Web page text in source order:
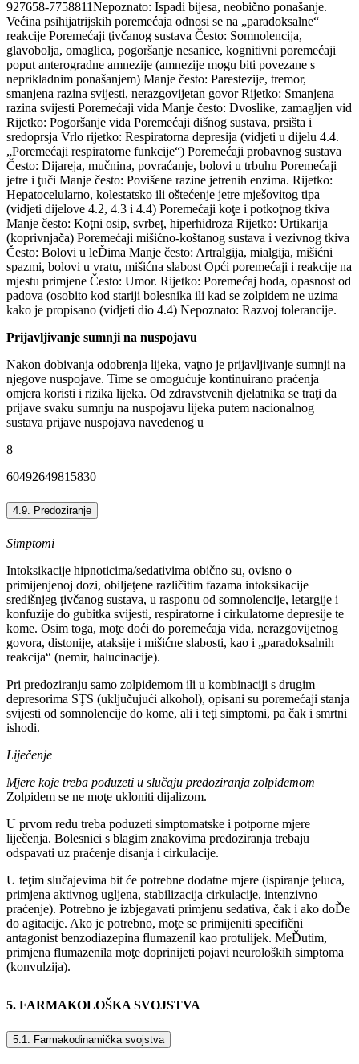
927658-7758811Nepoznato: Ispadi bijesa, neobično ponašanje.
Većina psihijatrijskih poremećaja odnosi se na „paradoksalne“
reakcije Poremećaji ţivčanog sustava Često: Somnolencija,
glavobolja, omaglica, pogoršanje nesanice, kognitivni poremećaji
poput anterogradne amnezije (amnezije mogu biti povezane s
neprikladnim ponašanjem) Manje često: Parestezije, tremor,
smanjena razina svijesti, nerazgovijetan govor Rijetko: Smanjena
razina svijesti Poremećaji vida Manje često: Dvoslike, zamagljen vid
Rijetko: Pogoršanje vida Poremećaji dišnog sustava, prsišta i
sredoprsja Vrlo rijetko: Respiratorna depresija (vidjeti u dijelu 4.4.
„Poremećaji respiratorne funkcije“) Poremećaji probavnog sustava
Često: Dijareja, mučnina, povraćanje, bolovi u trbuhu Poremećaji
jetre i ţuči Manje često: Povišene razine jetrenih enzima. Rijetko:
Hepatocelularno, kolestatsko ili oštećenje jetre mješovitog tipa
(vidjeti dijelove 4.2, 4.3 i 4.4) Poremećaji koţe i potkoţnog tkiva
Manje često: Koţni osip, svrbeţ, hiperhidroza Rijetko: Urtikarija
(koprivnjača) Poremećaji mišićno-koštanog sustava i vezivnog tkiva
Često: Bolovi u leĎima Manje često: Artralgija, mialgija, mišićni
spazmi, bolovi u vratu, mišićna slabost Opći poremećaji i reakcije na
mjestu primjene Često: Umor. Rijetko: Poremećaj hoda, opasnost od
padova (osobito kod stariji bolesnika ili kad se zolpidem ne uzima
kako je propisano (vidjeti dio 4.4) Nepoznato: Razvoj tolerancije.
Prijavljivanje sumnji na nuspojavu
Nakon dobivanja odobrenja lijeka, vaţno je prijavljivanje sumnji na
njegove nuspojave. Time se omogućuje kontinuirano praćenja
omjera koristi i rizika lijeka. Od zdravstvenih djelatnika se traţi da
prijave svaku sumnju na nuspojavu lijeka putem nacionalnog
sustava prijave nuspojava navedenog u
8
60492649815830
4.9. Predoziranje
Simptomi
Intoksikacije hipnoticima/sedativima obično su, ovisno o
primijenjenoj dozi, obiljeţene različitim fazama intoksikacije
središnjeg ţivčanog sustava, u rasponu od somnolencije, letargije i
konfuzije do gubitka svijesti, respiratorne i cirkulatorne depresije te
kome. Osim toga, moţe doći do poremećaja vida, nerazgovijetnog
govora, distonije, ataksije i mišićne slabosti, kao i „paradoksalnih
reakcija“ (nemir, halucinacije).
Pri predoziranju samo zolpidemom ili u kombinaciji s drugim
depresorima SŢS (uključujući alkohol), opisani su poremećaji stanja
svijesti od somnolencije do kome, ali i teţi simptomi, pa čak i smrtni
ishodi.
Liječenje
Mjere koje treba poduzeti u slučaju predoziranja zolpidemom
Zolpidem se ne moţe ukloniti dijalizom.
U prvom redu treba poduzeti simptomatske i potporne mjere
liječenja. Bolesnici s blagim znakovima predoziranja trebaju
odspavati uz praćenje disanja i cirkulacije.
U teţim slučajevima bit će potrebne dodatne mjere (ispiranje ţeluca,
primjena aktivnog ugljena, stabilizacija cirkulacije, intenzivno
praćenje). Potrebno je izbjegavati primjenu sedativa, čak i ako doĎe
do agitacije. Ako je potrebno, moţe se primijeniti specifični
antagonist benzodiazepina flumazenil kao protulijek. MeĎutim,
primjena flumazenila moţe doprinijeti pojavi neuroloških simptoma
(konvulzija).
5. FARMAKOLOŠKA SVOJSTVA
5.1. Farmakodinamička svojstva